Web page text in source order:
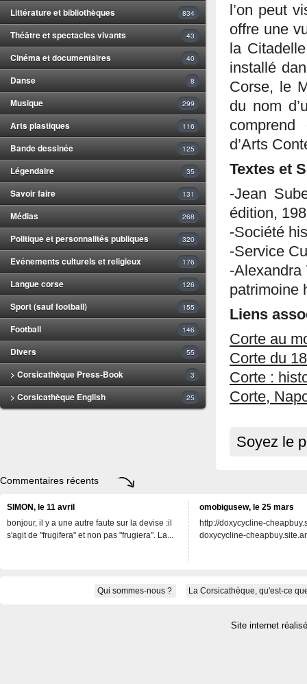
Littérature et bibliothèques 834
Théâtre et spectacles vivants 43
Cinéma et documentaires 40
Danse 8
Musique 299
Arts plastiques 116
Bande dessinée 125
Légendaire 35
Savoir faire 131
Médias 268
Politique et personnalités publiques 320
Evénements culturels et religieux 176
Langue corse 126
Sport (sauf football) 155
Football 146
Divers 55
> Corsicathèque Press-Book 3
> Corsicathèque English 25
l’on peut
offre une
la
installé
Corse, le
du nom
comprend
d’Arts
Textes et
-Jean
édition,
-Société
-Service
-
patrimoine
Liens
Corte au
Corte du
Corte :
Corte,
Soyez le
Commentaires récents
SIMON, le 11 avril
bonjour, il y a une autre faute sur la devise :il
s'agit de "frugifera" et non pas "frugiera". La...
omobigusew, le 25 mars
http://doxycycline-
doxycycline-
Qui sommes-nous ? La Corsicathèque, qu'est-ce
Site internet